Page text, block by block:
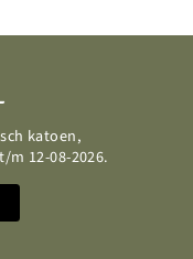
katoen,
12-08-2026.